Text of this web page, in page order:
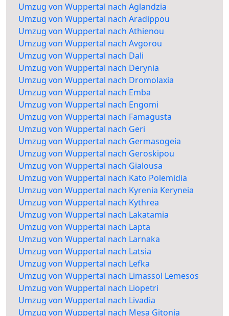
Umzug von Wuppertal nach Aglandzia
Umzug von Wuppertal nach Aradippou
Umzug von Wuppertal nach Athienou
Umzug von Wuppertal nach Avgorou
Umzug von Wuppertal nach Dali
Umzug von Wuppertal nach Derynia
Umzug von Wuppertal nach Dromolaxia
Umzug von Wuppertal nach Emba
Umzug von Wuppertal nach Engomi
Umzug von Wuppertal nach Famagusta
Umzug von Wuppertal nach Geri
Umzug von Wuppertal nach Germasogeia
Umzug von Wuppertal nach Geroskipou
Umzug von Wuppertal nach Gialousa
Umzug von Wuppertal nach Kato Polemidia
Umzug von Wuppertal nach Kyrenia Keryneia
Umzug von Wuppertal nach Kythrea
Umzug von Wuppertal nach Lakatamia
Umzug von Wuppertal nach Lapta
Umzug von Wuppertal nach Larnaka
Umzug von Wuppertal nach Latsia
Umzug von Wuppertal nach Lefka
Umzug von Wuppertal nach Limassol Lemesos
Umzug von Wuppertal nach Liopetri
Umzug von Wuppertal nach Livadia
Umzug von Wuppertal nach Mesa Gitonia